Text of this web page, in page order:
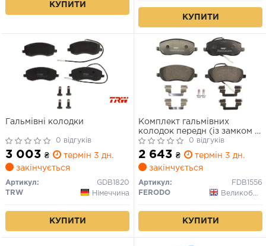
КУПИТИ
КУПИТИ
Гальмівні колодки
0 відгуків
3 003 ₴
термін 3 дн.
закінчується
Артикул:
GDB1820
TRW
Німеччина
КУПИТИ
Комплект гальмівних
колодок передн (із замком з
гвинтами гальмівного
супорта), CITROEN C8,
JUMPY I FIAT SCUDO,
ULYSSE LANCIA PHEDRA
PEUGEOT 807, EXPERT 1.6-
2.2D 10.95-
0 відгуків
2 643 ₴
термін 3 дн.
закінчується
Артикул:
FDB1556
FERODO
Великобританія
КУПИТИ